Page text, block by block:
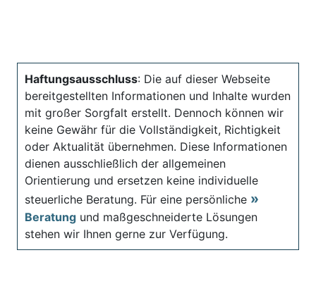
Haftungsausschluss: Die auf dieser Webseite
bereitgestellten Informationen und Inhalte wurden
mit großer Sorgfalt erstellt. Dennoch können wir
keine Gewähr für die Vollständigkeit, Richtigkeit
oder Aktualität übernehmen. Diese Informationen
dienen ausschließlich der allgemeinen
Orientierung und ersetzen keine individuelle
steuerliche Beratung. Für eine persönliche
Beratung und maßgeschneiderte Lösungen
stehen wir Ihnen gerne zur Verfügung.